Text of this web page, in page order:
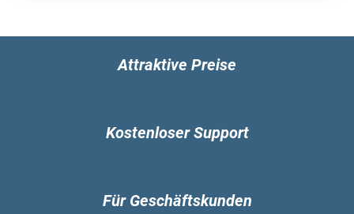
Attraktive Preise
Kostenloser Support
Für Geschäftskunden